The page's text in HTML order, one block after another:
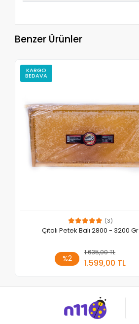
Benzer Ürünler
KARGO
BEDAVA
(3)
Çıtalı Petek Balı 2800 - 3200 Gr
%2
1.635,00 TL
1.599,00 TL
Sepete Ekle